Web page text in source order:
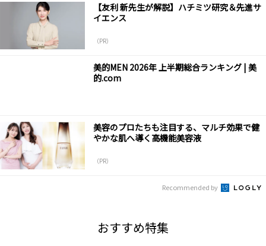
【友利 新先生が解説】ハチミツ研究＆先進サ
イエンス
（PR）
美的MEN 2026年 上半期総合ランキング | 美
的.com
美容のプロたちも注目する、マルチ効果で健
やかな肌へ導く高機能美容液
（PR）
Recommended by
おすすめ特集